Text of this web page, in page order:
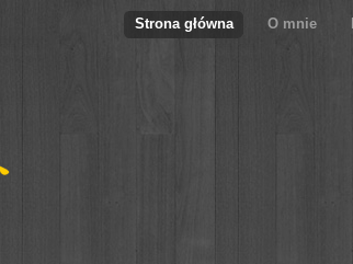
Strona główna O mnie